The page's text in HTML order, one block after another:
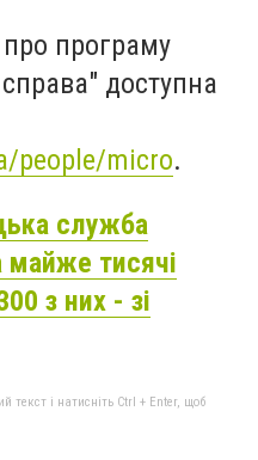
програму
доступна
people/micro.
служба
майже тисячі
з них - зі
текст і натисніть Ctrl + Enter, щоб